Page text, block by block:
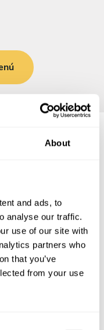
About
and ads, to
analyse our traffic.
use of our site with
partners who
that you’ve
from your use
sobre Chef a
en Benito